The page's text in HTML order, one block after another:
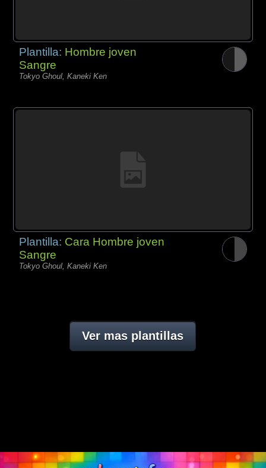
Plantilla: Hombre joven
Sangre
Tokyo Ghoul, Kaneki Ken
Plantilla: Cara Hombre joven
Sangre
Tokyo Ghoul, Kaneki Ken
Ver mas plantillas